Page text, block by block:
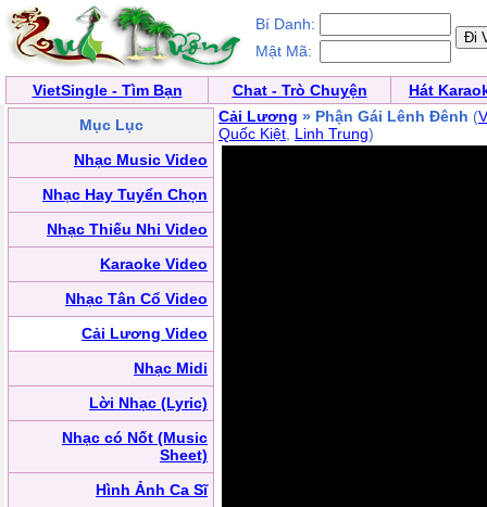
Bí Danh:
Mật Mã:
VietSingle - Tìm Bạn Chat - Trò Chuyện
Hát
Mục Lục
Nhạc Music Video
Nhạc Hay Tuyển Chọn
Nhạc Thiếu Nhi Video
Karaoke Video
Nhạc Tân Cổ Video
Cải Lương Video
Nhạc Midi
Lời Nhạc (Lyric)
Nhạc có Nốt (Music
Sheet)
Hình Ảnh Ca Sĩ
Cải Lương » Phận Gái Lênh Đênh (
Quốc Kiệt Linh Trung)